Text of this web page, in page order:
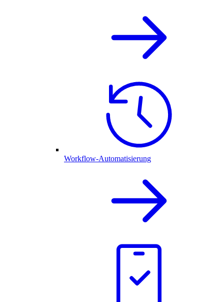
Workflow-Automatisierung